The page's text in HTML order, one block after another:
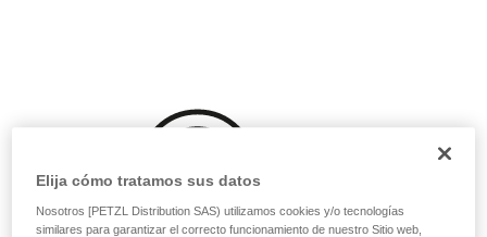
Elija cómo tratamos sus datos
Nosotros [PETZL Distribution SAS) utilizamos cookies y/o tecnologías
similares para garantizar el correcto funcionamiento de nuestro Sitio web,